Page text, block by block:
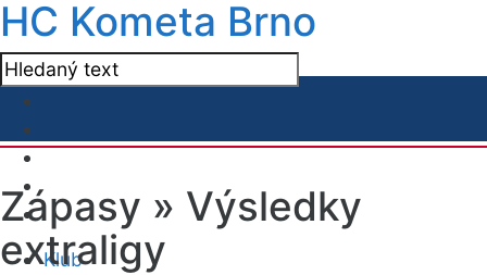
HC Kometa Brno
Klub
Zápasy » Výsledky
extraligy